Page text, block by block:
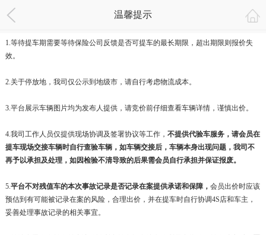
温馨提示
1.等待提车期需要等待保险公司反馈是否可提车的最长期限，超出期限则报价失
效。
2.关于停放地，我司仅公示到地级市，请自行考虑物流成本。
3.平台展示车辆图片均为发布人提供，请竞价前仔细查看车辆详情，谨慎出价。
4.我司工作人员仅提供现场协调及签署协议等工作， 不提供代验车服务，请会员在
提车现场交接车辆时自行查验车辆，如车辆交接后，车辆本身出现问题，我司不
再予以承担及处理，如因检验不清导致的后果需会员自行承担并保证报废。
5.平台不对残值车的本次事故记录是否记录在案提供承诺和保障， 会员出价时应该
预估到有可能被记录在案的风险，合理出价，并在提车时自行协调4S店和车主，
妥善处理事故记录的相关事宜。